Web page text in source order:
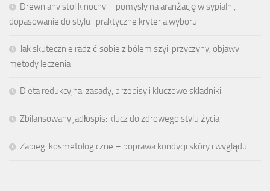
Drewniany stolik nocny – pomysły na aranżację w sypialni,
dopasowanie do stylu i praktyczne kryteria wyboru
Jak skutecznie radzić sobie z bólem szyi: przyczyny, objawy i
metody leczenia
Dieta redukcyjna: zasady, przepisy i kluczowe składniki
Zbilansowany jadłospis: klucz do zdrowego stylu życia
Zabiegi kosmetologiczne – poprawa kondycji skóry i wyglądu